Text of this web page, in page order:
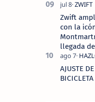
Zwift
con la
llegada
AJUSTE
BICICLETA